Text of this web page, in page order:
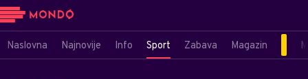
Naslovna Najnovije Info Sport Zabava Magazin